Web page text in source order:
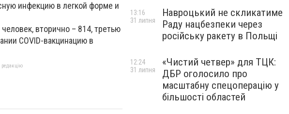
инфекцию в легкой форме и
вторично – 814, третью
COVID-вакцинацию в
редакцію
Навроцький не скликатиме
Раду нацбезпеки через
російську ракету в Польщі
13:16
31 липня
«Чистий четвер» для ТЦК:
ДБР оголосило про
масштабну спецоперацію у
більшості областей
12:24
31 липня